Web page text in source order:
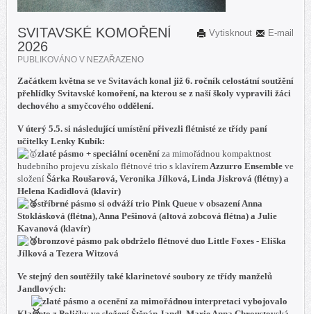
E-mail
Vytisknout
SVITAVSKÉ KOMOŘENÍ
2026
PUBLIKOVÁNO V NEZAŘAZENO
Začátkem května se ve Svitavách konal již 6. ročník celostátní soutžění
přehlídky Svitavské komoření, na kterou se z naší školy vypravili žáci
dechového a smyčcového oddělení.
V úterý 5.5. si následující umístění přivezli flétnisté ze třídy paní
učitelky Lenky Kubík:
zlaté pásmo + speciální ocenění za mimořádnou kompaktnost
hudebního projevu získalo flétnové trio s klavírem Azzurro Ensemble ve
složení Šárka Roušarová, Veronika Jílková, Linda Jiskrová (flétny) a
Helena Kadidlová (klavír)
stříbrné pásmo si odváží trio Pink Queue v obsazení Anna
Stoklásková (flétna), Anna Pešinová (altová zobcová flétna) a Julie
Kavanová (klavír)
bronzové pásmo pak obdrželo flétnové duo Little Foxes - Eliška
Jílková a Tezera Witzová
Ve stejný den soutěžily také klarinetové soubory ze třídy manželů
Jandlových:
zlaté pásmo a ocenění za mimořádnou interpretaci vybojovalo